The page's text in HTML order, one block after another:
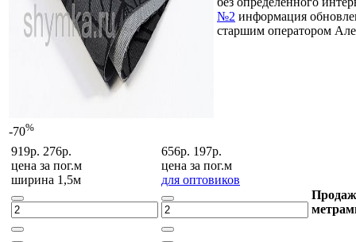
-70%
№2 информация
старшим оператором
919р. 276р.
цена за пог.м
ширина 1,5м
656р. 197р.
цена за пог.м
для оптовиков